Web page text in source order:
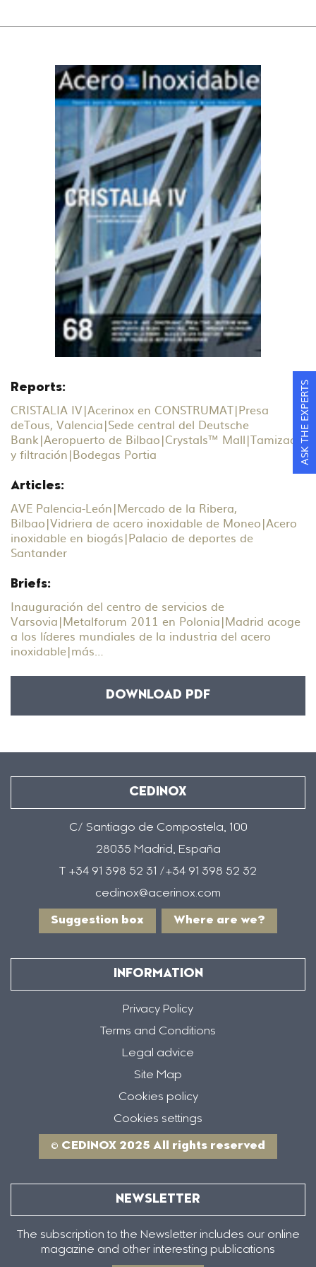
Reports:
CRISTALIA IV|Acerinox en CONSTRUMAT|Presa
deTous, Valencia|Sede central del Deutsche
Bank|Aeropuerto de Bilbao|Crystals™ Mall|Tamizado
y filtración|Bodegas Portia
Articles:
AVE Palencia-León|Mercado de la Ribera,
Bilbao|Vidriera de acero inoxidable de Moneo|Acero
inoxidable en biogás|Palacio de deportes de
Santander
Briefs:
Inauguración del centro de servicios de
Varsovia|Metalforum 2011 en Polonia|Madrid acoge
a los líderes mundiales de la industria del acero
inoxidable|más…
DOWNLOAD PDF
CEDINOX
C/ Santiago de Compostela, 100
28035 Madrid, España
T +34 91 398 52 31 /+34 91 398 52 32
cedinox@acerinox.com
Suggestion box Where are we?
INFORMATION
Privacy Policy
Terms and Conditions
Legal advice
Site Map
Cookies policy
Cookies settings
© CEDINOX 2025 All rights reserved
NEWSLETTER
The subscription to the Newsletter includes our online
magazine and other interesting publications
ASK THE EXPERTS